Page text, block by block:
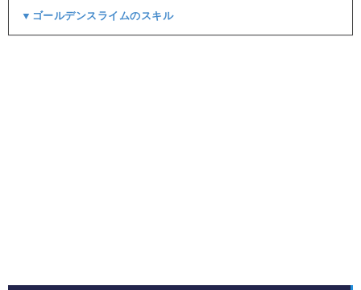
▼ゴールデンスライムのスキル